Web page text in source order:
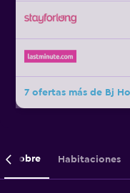
7 ofertas más de Bj
Sobre Habitaciones